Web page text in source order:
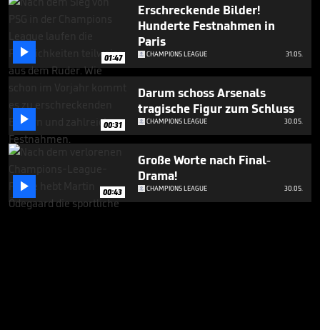
 01:47
Erschreckende Bilder!
Hunderte Festnahmen in
Paris
CHAMPIONS LEAGUE 31.05.
 00:31
Darum schoss Arsenals
tragische Figur zum Schluss
CHAMPIONS LEAGUE 30.05.
 00:43
Große Worte nach Final-
Drama!
CHAMPIONS LEAGUE 30.05.